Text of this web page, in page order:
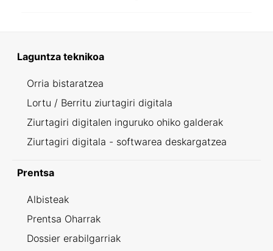
Laguntza teknikoa
Orria bistaratzea
Lortu / Berritu ziurtagiri digitala
Ziurtagiri digitalen inguruko ohiko galderak
Ziurtagiri digitala - softwarea deskargatzea
Prentsa
Albisteak
Prentsa Oharrak
Dossier erabilgarriak